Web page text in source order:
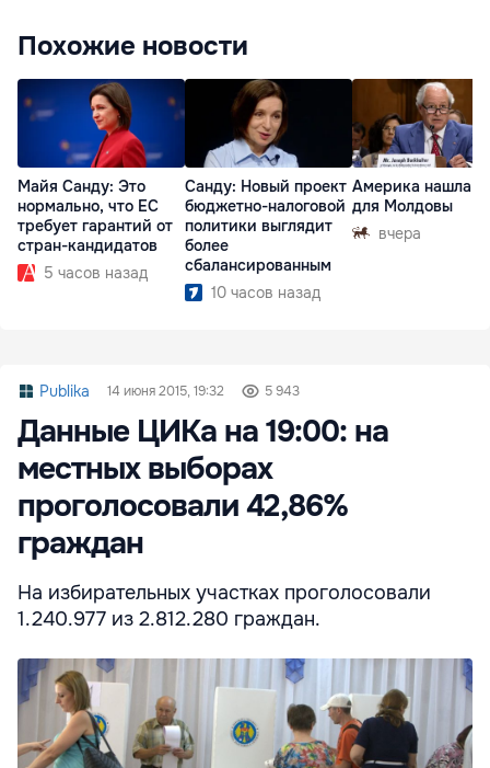
Похожие новости
Майя Санду: Это
нормально, что ЕС
требует гарантий от
стран-кандидатов
5 часов назад
Санду: Новый проект
бюджетно-налоговой
политики выглядит
более
сбалансированным
10 часов назад
Америка нашла
для Молдовы
вчера
Publika 14 июня 2015, 19:32 5 943
Данные ЦИКа на 19:00: на
местных выборах
проголосовали 42,86%
граждан
На избирательных участках проголосовали
1.240.977 из 2.812.280 граждан.